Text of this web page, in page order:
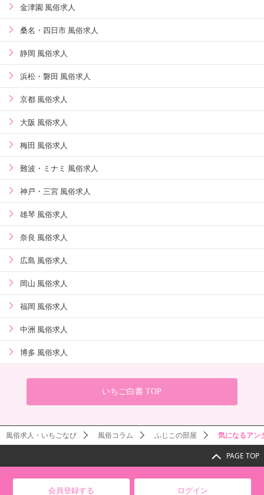
金津園 風俗求人
桑名・四日市 風俗求人
静岡 風俗求人
浜松・磐田 風俗求人
京都 風俗求人
大阪 風俗求人
梅田 風俗求人
難波・ミナミ 風俗求人
神戸・三宮 風俗求人
雄琴 風俗求人
奈良 風俗求人
広島 風俗求人
岡山 風俗求人
福岡 風俗求人
中洲 風俗求人
博多 風俗求人
いちご白書 TOP
風俗求人・いちごなび 風俗コラム ふじこの部屋 気になるアン
PAGE TOP
会員登録する ログイン